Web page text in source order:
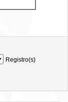
Registro(s)